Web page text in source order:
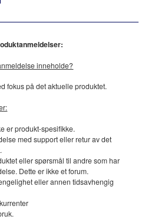
inneholde?
fokus på det aktuelle produktet.
er produkt-spesifikke.
med support eller retur av det
eller spørsmål til andre som har
Dette er ikke et forum.
eller annen tidsavhengig